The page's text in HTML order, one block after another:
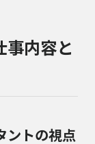
事内容と
ントの視点